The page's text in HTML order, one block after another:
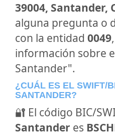
39004, Santander,
alguna pregunta o
con la entidad 0049
información sobre
Santander".
¿CUÁL ES EL SWIFT/
SANTANDER?
🔐 El código BIC/
Santander es